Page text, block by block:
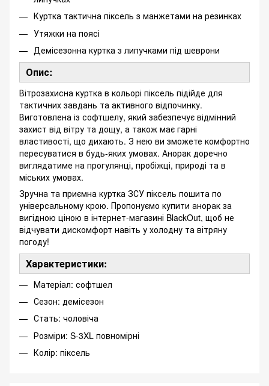
Куртка тактична піксель з манжетами на резинках
Утяжки на поясі
Демісезонна куртка з липучками під шеврони
Опис:
Вітрозахисна куртка в кольорі піксель підійде для
тактичних завдань та активного відпочинку.
Виготовлена ​​із софтшелу, який забезпечує відмінний
захист від вітру та дощу, а також має гарні
властивості, що дихають. З нею ви зможете комфортно
пересуватися в будь-яких умовах. Анорак доречно
виглядатиме на прогулянці, пробіжці, природі та в
міських умовах.
Зручна та приємна куртка ЗСУ піксель пошита по
універсальному крою. Пропонуємо купити анорак за
вигідною ціною в інтернет-магазині BlackOut, щоб не
відчувати дискомфорт навіть у холодну та вітряну
погоду!
Характеристики:
Матеріал: софтшел
Сезон: демісезон
Стать: чоловіча
Розміри: S-3XL повномірні
Колір: піксель